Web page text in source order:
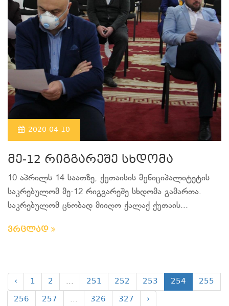
2020-04-10
მე-12 რიგგარეშე სხდომა
10 აპრილს 14 საათზე, ქუთაისის მუნიციპალიტეტის
საკრებულომ მე-12 რიგგარეშე სხდომა გამართა.
საკრებულომ ცნობად მიიღო ქალაქ ქუთაის...
ვრცლად
‹ 1 2 ... 251 252 253 254
255
256
257 ... 326 327 ›